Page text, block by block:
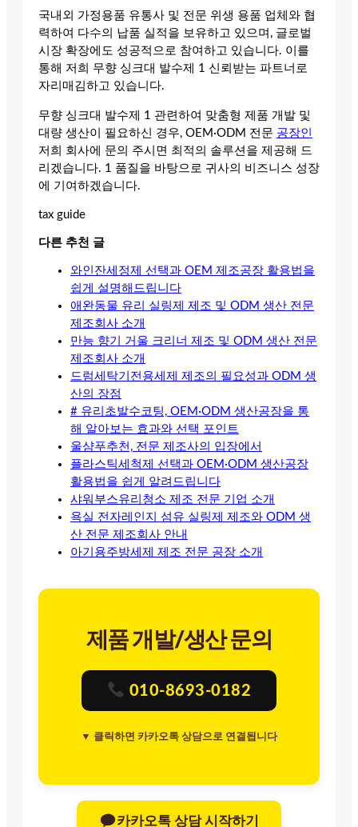
국내외 가정용품 유통사 및 전문 위생 용품 업체와 협
력하여 다수의 납품 실적을 보유하고 있으며, 글로벌
시장 확장에도 성공적으로 참여하고 있습니다. 이를
통해 저희 무향 싱크대 발수제 1 신뢰받는 파트너로
자리매김하고 있습니다.
무향 싱크대 발수제 1 관련하여 맞춤형 제품 개발 및
대량 생산이 필요하신 경우, OEM·ODM 전문 공장인
저희 회사에 문의 주시면 최적의 솔루션을 제공해 드
리겠습니다. 1 품질을 바탕으로 귀사의 비즈니스 성장
에 기여하겠습니다.
tax guide
다른 추천 글
와인잔세정제 선택과 OEM 제조공장 활용법을
쉽게 설명해드립니다
애완동물 유리 실링제 제조 및 ODM 생산 전문
제조회사 소개
만능 향기 거울 크리너 제조 및 ODM 생산 전문
제조회사 소개
드럼세탁기전용세제 제조의 필요성과 ODM 생
산의 장점
# 유리초발수코팅, OEM·ODM 생산공장을 통
해 알아보는 효과와 선택 포인트
울샴푸추천, 전문 제조사의 입장에서
플라스틱세척제 선택과 OEM·ODM 생산공장
활용법을 쉽게 알려드립니다
샤워부스유리청소 제조 전문 기업 소개
욕실 전자레인지 섬유 실링제 제조와 ODM 생
산 전문 제조회사 안내
아기용주방세제 제조 전문 공장 소개
제품 개발/생산 문의
010-8693-0182
▼ 클릭하면 카카오톡 상담으로 연결됩니다
카카오톡 상담 시작하기